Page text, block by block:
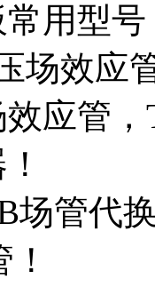
用型
场效应
应管
场管代